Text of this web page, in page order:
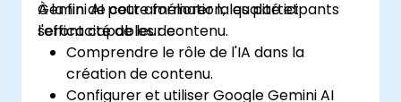
Gemini AI pour améliorer la qualité et
l'efficacité de leur contenu.
À la fin de cette formation, les participants
seront capables de :
Comprendre le rôle de l'IA dans la
création de contenu.
Configurer et utiliser Google Gemini AI